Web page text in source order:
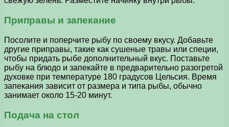
Приправы и запекание
Посолите и поперчите рыбу по своему вкусу. Добавьте
другие приправы, такие как сушеные травы или специи,
чтобы придать рыбе дополнительный вкус. Поставьте
рыбу на блюдо и запекайте в предварительно разогретой
духовке при температуре 180 градусов Цельсия. Время
запекания зависит от размера и типа рыбы, обычно
занимает около 15-20 минут.
Подача на стол